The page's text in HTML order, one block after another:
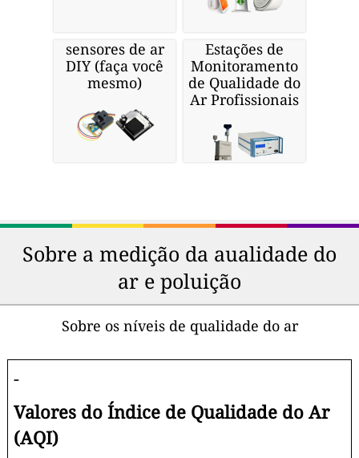
sensores de ar
DIY (faça você
mesmo)
Estações de
Monitoramento
de Qualidade do
Ar Profissionais
Sobre a medição da aualidade do
ar e poluição
Sobre os níveis de qualidade do ar
-
Valores do Índice de Qualidade do Ar
(AQI)